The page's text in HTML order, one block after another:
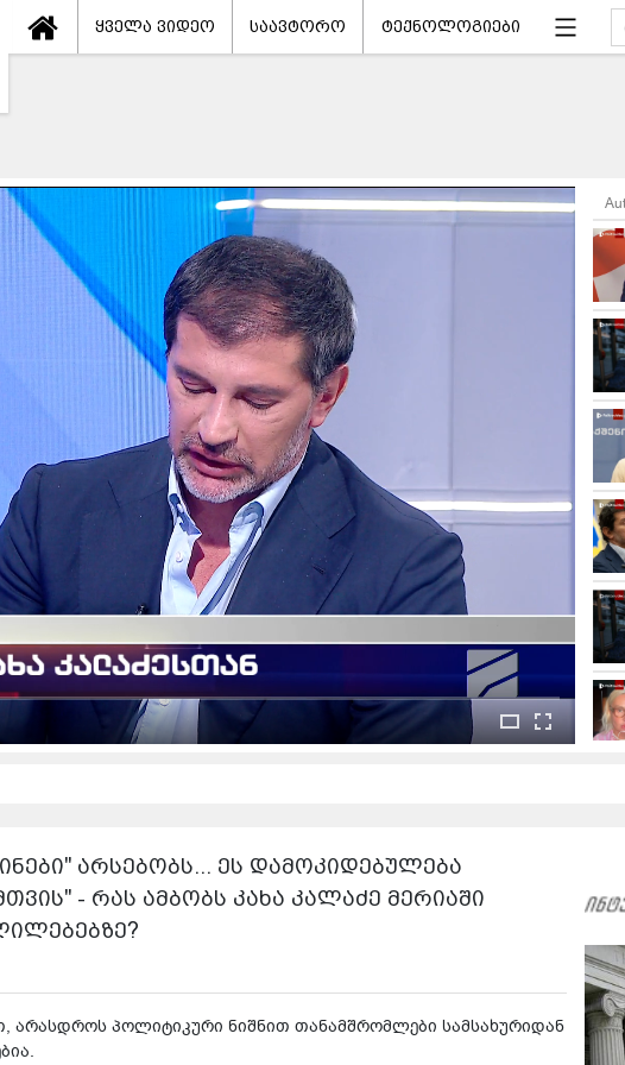
ყველა ვიდეო საავტორო ტექნოლოგიები
არსებობს... ეს დამოკიდებულება
- რას ამბობს კახა კალაძე მერიაში
არასდროს პოლიტიკური ნიშნით თანამშრომლები სამსახურიდან